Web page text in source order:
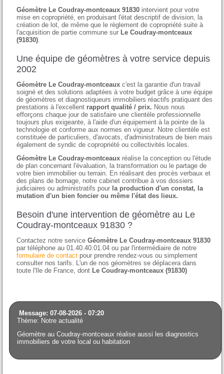
Géomètre Le Coudray-montceaux 91830 intervient pour votre
mise en copropriété, en produisant l'état descriptif de division, la
création de lot, de même que le règlement de copropriété suite à
l'acquisition de partie commune sur Le Coudray-montceaux
(91830)
Une équipe de géomètres à votre service depuis
2002
Géomètre Le Coudray-montceaux c'est la garantie d'un travail
soigné et des solutions adaptées à votre budget grâce à une équipe
de géomètres et diagnostiqueurs immobiliers réactifs pratiquant des
prestations à l'excellent rapport qualité / prix. Nous nous
efforçons chaque jour de satisfaire une clientèle professionnelle
toujours plus exigeante, à l'aide d'un équipement à la pointe de la
technologie et conforme aux normes en vigueur. Notre clientèle est
constituée de particuliers, d'avocats, d'administrateurs de bien mais
également de syndic de copropriété ou collectivités locales.
Géomètre Le Coudray-montceaux réalise la conception ou l'étude
de plan concernant l'évaluation, la transformation ou le partage de
votre bien immobilier ou terrain. En réalisant des procès verbaux et
des plans de bornage, notre cabinet contribue à vos dossiers
judiciaires ou administratifs pour la production d'un constat, la
mutation d'un bien foncier ou même l'état des lieux.
Besoin d'une intervention de géomètre au Le
Coudray-montceaux 91830 ?
Contactez notre serviceGéomètre Le Coudray-montceaux 91830
par téléphone au 01.40.40.01.04 ou par l'intermédiaire de notre
formulaire de contact pour prendre rendez-vous ou simplement
consulter nos tarifs. L'un de nos géomètres se déplacera dans
toute l'Ile de France, dont Le Coudray-montceaux (91830)
Message: 07-08-2026 - 07:20
Thème: Notre actualité
Géomètre au Coudray-montceaux réalise aussi les diagnostics
immobiliers de votre local ou habitation